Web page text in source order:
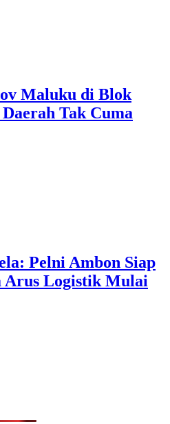
Maluku di Blok
Tak Cuma
Pelni Ambon Siap
Arus Logistik Mulai